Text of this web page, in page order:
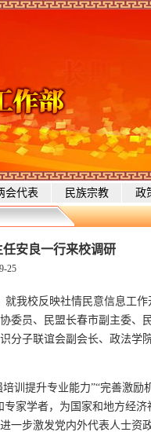
会代表 民族宗教 政
安良一行来校调研
25
我校反映社情民意信息工作
委员、民盟长春市副主委、
分子联谊会副会长、政法学
训提升专业能力”“完善激励
家学者，为国家和地方经
步激发党内外代表人士资